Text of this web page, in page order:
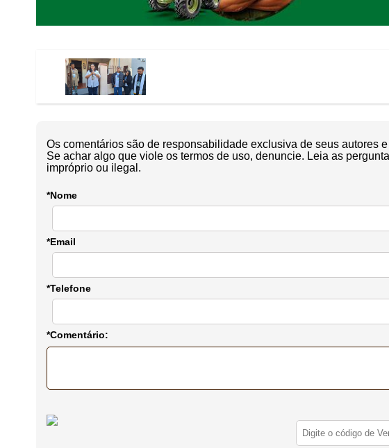
Os comentários são de responsabilidade exclusiva de seus autores
Se achar algo que viole os termos de uso, denuncie. Leia as
impróprio ou ilegal.
*Nome
*Email
*Telefone
*Comentário: